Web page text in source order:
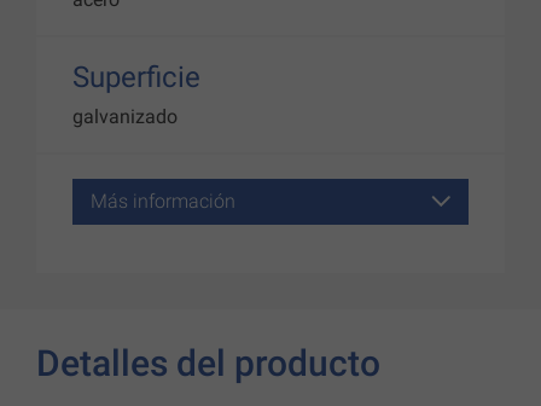
Superficie
galvanizado
Más información
Detalles del producto